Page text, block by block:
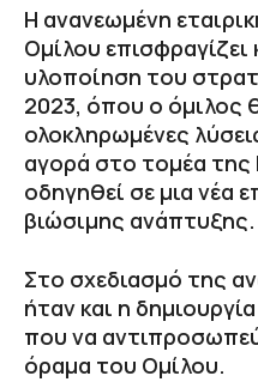
Η ανανεωμένη
Ομίλου επισφραγίζει
υλοποίηση του
2023, όπου ο όμιλος
ολοκληρωμένες
αγορά στο τομέα της
οδηγηθεί σε μια νέα
βιώσιμης ανάπτυξης.
Στο σχεδιασμό της
ήταν και η
που να
όραμα του Ομίλου.